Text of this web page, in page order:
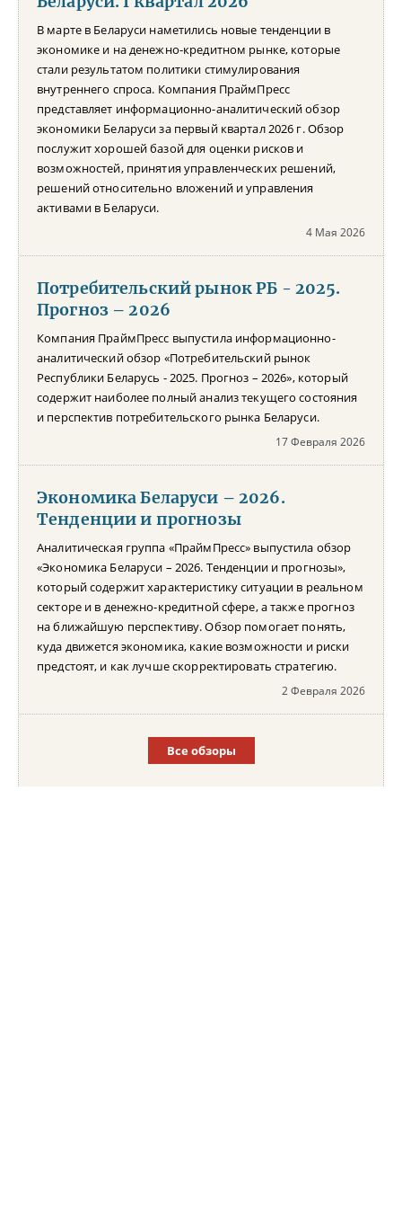
В марте в Беларуси наметились новые тенденции в
экономике и на денежно-кредитном рынке, которые
стали результатом политики стимулирования
внутреннего спроса. Компания ПраймПресс
представляет информационно-аналитический обзор
экономики Беларуси за первый квартал 2026 г. Обзор
послужит хорошей базой для оценки рисков и
возможностей, принятия управленческих решений,
решений относительно вложений и управления
активами в Беларуси.
4 Мая 2026
Потребительский рынок РБ - 2025.
Прогноз – 2026
Компания ПраймПресс выпустила информационно-
аналитический обзор «Потребительский рынок
Республики Беларусь - 2025. Прогноз – 2026», который
содержит наиболее полный анализ текущего состояния
и перспектив потребительского рынка Беларуси.
17 Февраля 2026
Экономика Беларуси – 2026.
Тенденции и прогнозы
Аналитическая группа «ПраймПресс» выпустила обзор
«Экономика Беларуси – 2026. Тенденции и прогнозы»,
который содержит характеристику ситуации в реальном
секторе и в денежно-кредитной сфере, а также прогноз
на ближайшую перспективу. Обзор помогает понять,
куда движется экономика, какие возможности и риски
предстоят, и как лучше скорректировать стратегию.
2 Февраля 2026
Все обзоры